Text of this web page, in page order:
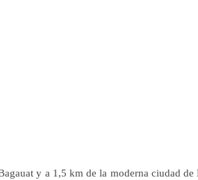
y a 1,5 km de la moderna ciudad